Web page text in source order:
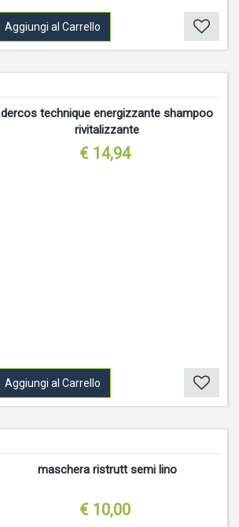
Aggiungi al Carrello
dercos technique energizzante shampoo
rivitalizzante
€ 14,94
Aggiungi al Carrello
maschera ristrutt semi lino
€ 10,00